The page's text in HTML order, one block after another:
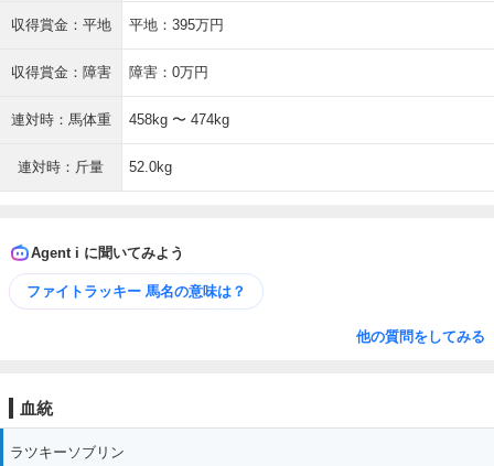
収得賞金：平地 平地：395万円
収得賞金：障害 障害：0万円
連対時：馬体重 458kg 〜 474kg
連対時：斤量 52.0kg
Agent i に聞いてみよう
ファイトラッキー 馬名の意味は？
他の質問をしてみる
血統
ラツキーソブリン